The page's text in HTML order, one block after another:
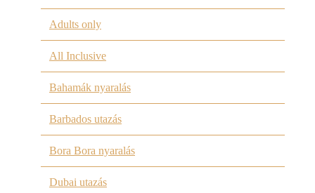
Adults only
All Inclusive
Bahamák nyaralás
Barbados utazás
Bora Bora nyaralás
Dubai utazás